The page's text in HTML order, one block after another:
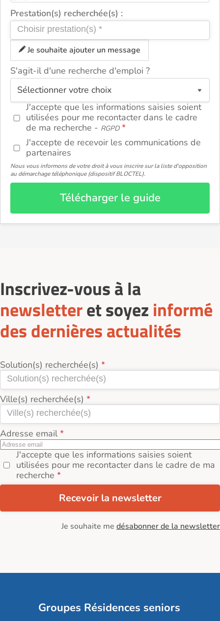
Prestation(s) recherchée(s) :
Je souhaite ajouter un message
S'agit-il d'une recherche d'emploi ?
J'accepte que les informations saisies soient
utilisées pour me recontacter dans le cadre
de ma recherche - RGPD
J'accepte de recevoir les communications de
partenaires
Nous vous informons de votre droit à vous inscrire sur la liste d'opposition
au démarchage téléphonique (dispositif BLOCTEL).
Télécharger le guide
ou
Inscrivez-vous à la
newsletteret soyez informé
des dernières actualités
Solution(s) recherchée(s)
Ville(s) recherchée(s)
Adresse email
J'accepte que les informations saisies soient
utilisées pour me recontacter dans le cadre de ma
recherche
Recevoir la newsletter
Je souhaite me désabonner de la newsletter
Groupes Résidences seniors